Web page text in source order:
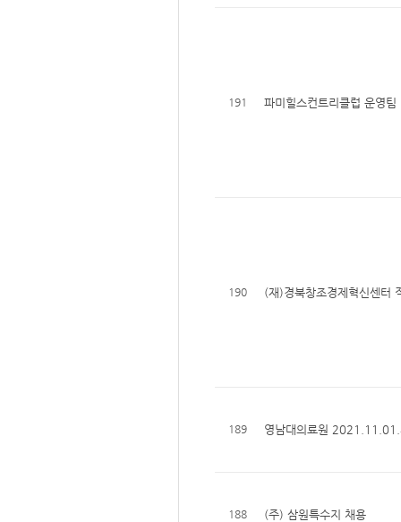
191 파미힐스컨트리클럽 운영
190 (재)경북창조경제혁신센터
189 영남대의료원
188 (주) 삼원특수지 채용